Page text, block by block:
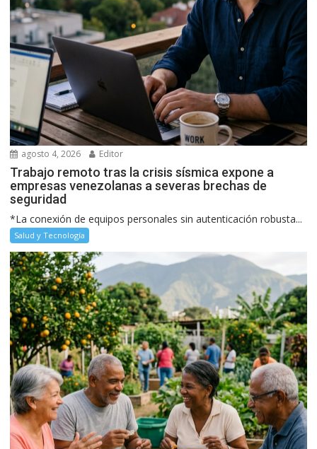
agosto 4, 2026 Editor
Trabajo remoto tras la crisis sísmica expone a
empresas venezolanas a severas brechas de
seguridad
*La conexión de equipos personales sin autenticación robusta...
Salud y Tecnología